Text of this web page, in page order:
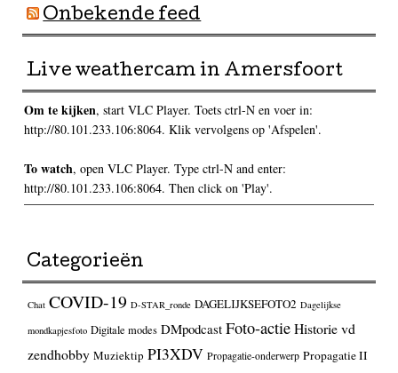
Onbekende feed
Live weathercam in Amersfoort
Om te kijken, start VLC Player. Toets ctrl-N en voer in:
http://80.101.233.106:8064. Klik vervolgens op 'Afspelen'.
To watch, open VLC Player. Type ctrl-N and enter:
http://80.101.233.106:8064. Then click on 'Play'.
Categorieën
Chat COVID-19 D-STAR_ronde DAGELIJKSEFOTO2 Dagelijkse
mondkapjesfoto Digitale modes DMpodcast Foto-actieHistorie vd
zendhobby Muziektip PI3XDV Propagatie-onderwerp Propagatie II